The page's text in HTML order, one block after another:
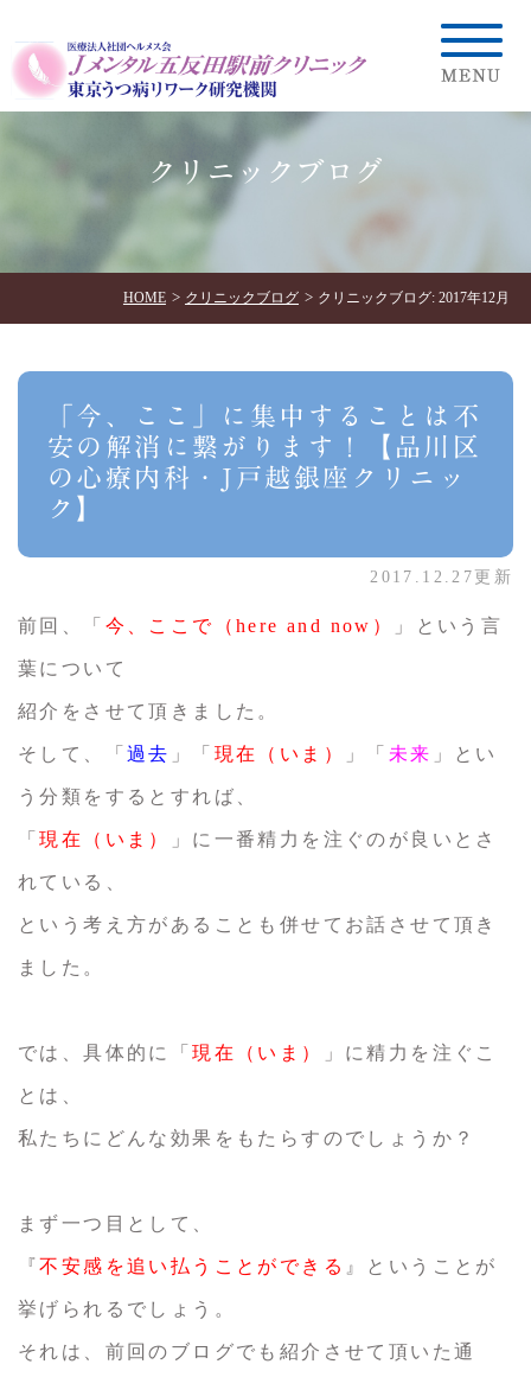
クリニックブログ
HOME クリニックブログ クリニックブログ: 2017年12月
「今、ここ」に集中することは不
安の解消に繋がります！【品川区
の心療内科・J戸越銀座クリニッ
ク】
2017.12.27更新
前回、「 今、ここで（here and now） 」という言
葉について
紹介をさせて頂きました。
そして、「 過去 」「 現在（いま） 」「 未来 」とい
う分類をするとすれば、
「現在（いま） 」に一番精力を注ぐのが良いとさ
れている、
という考え方があることも併せてお話させて頂き
ました。
では、具体的に「現在（いま） 」に精力を注ぐこ
とは、
私たちにどんな効果をもたらすのでしょうか？
まず一つ目として、
『不安感を追い払うことができる 』ということが
挙げられるでしょう。
それは、前回のブログでも紹介させて頂いた通